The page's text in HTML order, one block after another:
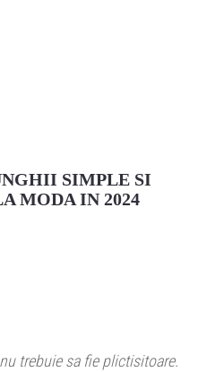
SIMPLE SI
MODA IN 2024
trebuie sa fie plictisitoare.